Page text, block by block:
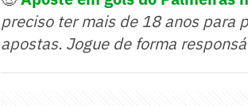
preciso ter mais de 18 anos para
apostas. Jogue de forma